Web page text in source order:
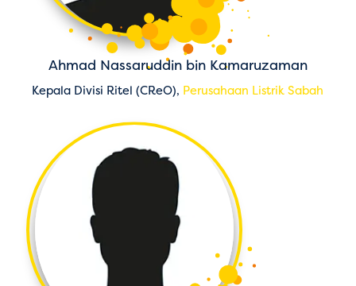
Ahmad Nassaruddin bin Kamaruzaman
Kepala Divisi Ritel (CReO), Perusahaan Listrik Sabah